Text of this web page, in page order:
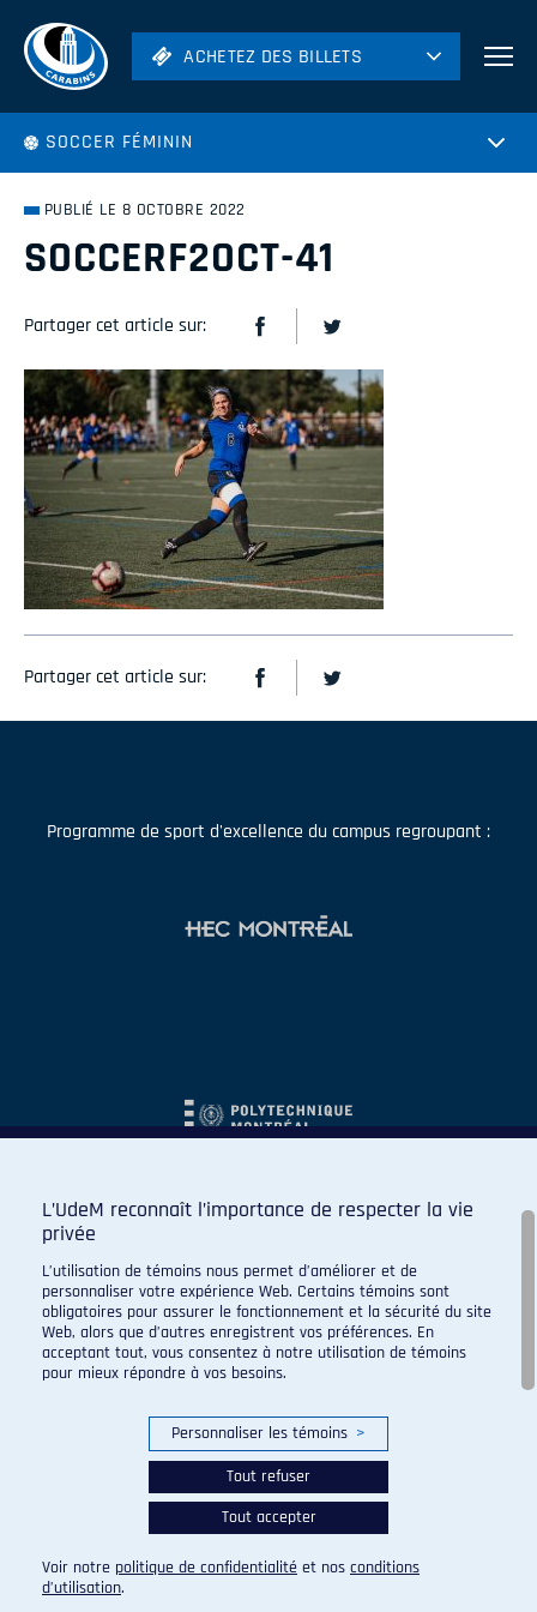
ACHETEZ DES BILLETS
Hockey
ACHETEZ DES BILLETS
SOCCER FÉMININ
PUBLIÉ LE 8 OCTOBRE 2022
SOCCERF2OCT-41
Partager cet article sur:
Partager cet article sur:
Programme de sport d'excellence du campus regroupant :
© 2026 Carabins de l'Université de Montréal. Tous droits
réservés.
Paramètres des témoins
L’UdeM reconnaît l’importance de respecter la vie
privée
L’utilisation de témoins nous permet d’améliorer et de
personnaliser votre expérience Web. Certains témoins sont
obligatoires pour assurer le fonctionnement et la sécurité du site
Web, alors que d’autres enregistrent vos préférences. En
acceptant tout, vous consentez à notre utilisation de témoins
pour mieux répondre à vos besoins.
Personnaliser les témoins >
Tout refuser
Tout accepter
Voir notre politique de confidentialité et nos conditions
d’utilisation.